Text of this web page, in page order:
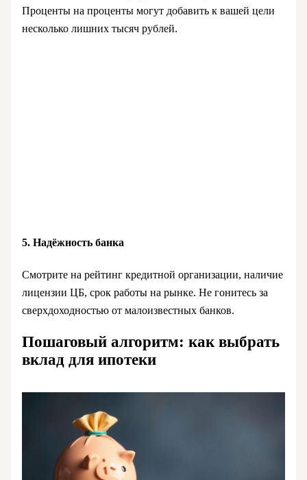
Проценты на проценты могут добавить к вашей цели
несколько лишних тысяч рублей.
5. Надёжность банка
Смотрите на рейтинг кредитной организации, наличие
лицензии ЦБ, срок работы на рынке. Не гонитесь за
сверхдоходностью от малоизвестных банков.
Пошаговый алгоритм: как выбрать
вклад для ипотеки